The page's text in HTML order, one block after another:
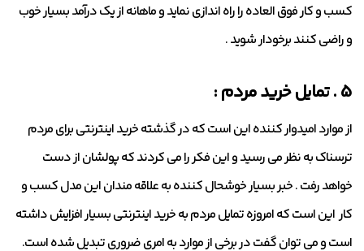
کسب و کار فوق العاده را راه اندازی نماید و ماهانه از یک درآمد بسیار خوب
و راضی کنند برخودار شوید .
5 . تمایل خرید مردم :
از موارد امیدوار کننده این است که در گذشته خرید اینترنتی برای مردم
ترسناک به نظر می رسید و این فکر را می کردند که پولشان از دست
خواهد رفت . خبر بسیار خوشحال کننده به علاقه مندان این مدل کسب و
کار این است که امروزه تمایل مردم به خرید اینترنتی بسیار افزایش داشته
است و می توان گفت در برخی از موارد به امری ضروری تبدیل شده است.